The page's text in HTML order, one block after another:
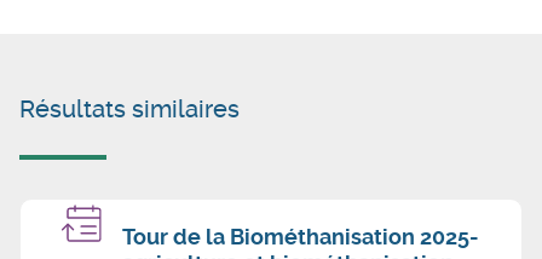
Résultats similaires
Tour de la Biométhanisation 2025-